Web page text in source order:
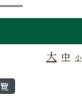
仁善國小
大 中 小